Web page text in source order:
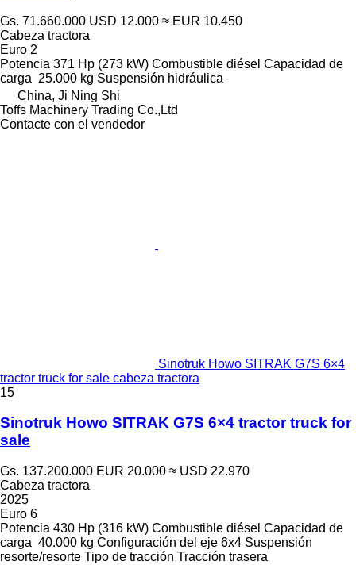
Gs. 71.660.000 USD 12.000 ≈ EUR 10.450
Cabeza tractora
Euro 2
Potencia 371 Hp (273 kW) Combustible diésel Capacidad de
carga 25.000 kg Suspensión hidráulica
China, Ji Ning Shi
Toffs Machinery Trading Co.,Ltd
Contacte con el vendedor
Sinotruk Howo SITRAK G7S 6×4
tractor truck for sale cabeza tractora
15
Sinotruk Howo SITRAK G7S 6×4 tractor truck for
sale
Gs. 137.200.000 EUR 20.000 ≈ USD 22.970
Cabeza tractora
2025
Euro 6
Potencia 430 Hp (316 kW) Combustible diésel Capacidad de
carga 40.000 kg Configuración del eje 6x4 Suspensión
resorte/resorte Tipo de tracción Tracción trasera